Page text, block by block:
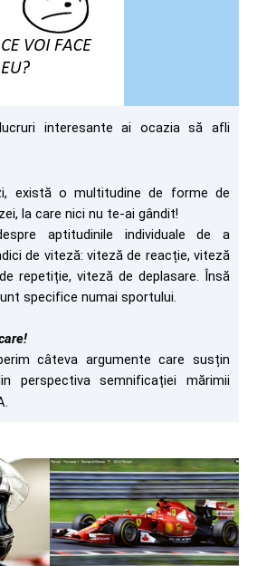
interesante ai ocazia să afli
există o multitudine de forme de
la care nici nu te-ai gândit!
aptitudinile individuale de a
ici de viteză: viteză de reacție, viteză
repetiție, viteză de deplasare. Însă
specifice numai sportului.
câteva argumente care susțin
perspectiva semnificației mărimii